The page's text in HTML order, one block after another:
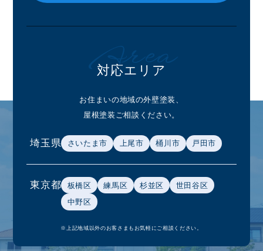
対応エリア
Area
お住まいの地域の外壁塗装、
屋根塗装ご相談ください。
埼玉県 さいたま市 上尾市 桶川市 戸田市
東京都 板橋区 練馬区 杉並区
世田谷区
中野区
※上記地域以外のお客さまもお気軽にご相談ください。